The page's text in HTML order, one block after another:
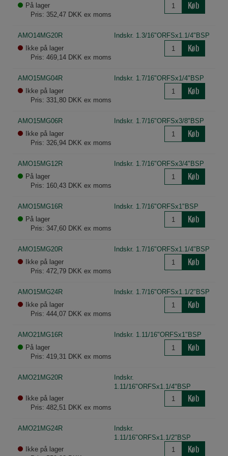
På lager
Pris: 352,47 DKK ex moms
Køb
AMO14MG20R
Indskr. 1.3/16"ORFSx1.1/4"BSP
Ikke på lager
Pris: 469,14 DKK ex moms
Køb
AMO15MG04R
Indskr. 1.7/16"ORFSx1/4"BSP
Ikke på lager
Pris: 331,80 DKK ex moms
Køb
AMO15MG06R
Indskr. 1.7/16"ORFSx3/8"BSP
Ikke på lager
Pris: 326,94 DKK ex moms
Køb
AMO15MG12R
Indskr. 1.7/16"ORFSx3/4"BSP
På lager
Pris: 160,43 DKK ex moms
Køb
AMO15MG16R
Indskr. 1.7/16"ORFSx1"BSP
På lager
Pris: 347,60 DKK ex moms
Køb
AMO15MG20R
Indskr. 1.7/16"ORFSx1.1/4"BSP
Ikke på lager
Pris: 472,79 DKK ex moms
Køb
AMO15MG24R
Indskr. 1.7/16"ORFSx1.1/2"BSP
Ikke på lager
Pris: 444,07 DKK ex moms
Køb
AMO21MG16R
Indskr. 1.11/16"ORFSx1"BSP
På lager
Pris: 419,31 DKK ex moms
Køb
AMO21MG20R
Indskr.
1.11/16"ORFSx1.1/4"BSP
Ikke på lager
Pris: 482,51 DKK ex moms
Køb
AMO21MG24R
Indskr.
1.11/16"ORFSx1.1/2"BSP
Ikke på lager
Køb